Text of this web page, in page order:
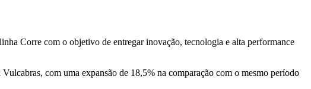
Corre com o objetivo de entregar inovação, tecnologia e alta performance
com uma expansão de 18,5% na comparação com o mesmo período